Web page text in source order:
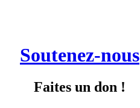
Soutenez-nous
Faites un don !